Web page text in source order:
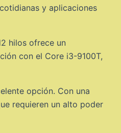
y aplicaciones
hilos ofrece un
con el Core i3-9100T,
opción. Con una
requieren un alto poder